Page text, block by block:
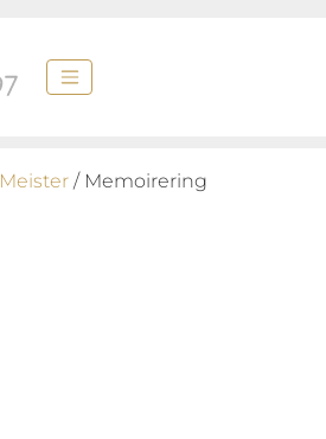
Meister / Memoirering